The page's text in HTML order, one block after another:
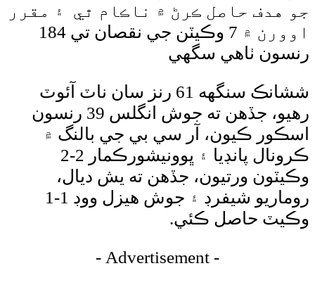
حاصل ڪرڻ ۾ ناڪام ٿي ۽ مقرر
اوورن ۾ 7 وڪيٽن جي نقصان تي 184
ٺاهي سگھي
ششانڪ سنگهه 61 رنز سان ناٽ آئوٽ
رهيو، جڏهن ته جوش انگلس 39 رنسون
ڪيون، آر سي بي جي بالنگ ۾
ڪرونال پانڊيا ۽ ڀوونيشورڪمار 2-2
ورتيون، جڏهن ته يش ديال،
روماريو شيفرڊ ۽ جوش هيزل ووڊ 1-1
حاصل ڪئي.